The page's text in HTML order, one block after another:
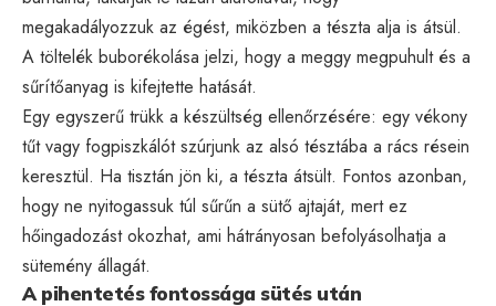
megakadályozzuk az égést, miközben a tészta alja is átsül.
A töltelék buborékolása jelzi, hogy a meggy megpuhult és a
sűrítőanyag is kifejtette hatását.
Egy egyszerű trükk a készültség ellenőrzésére: egy vékony
tűt vagy fogpiszkálót szúrjunk az alsó tésztába a rács résein
keresztül. Ha tisztán jön ki, a tészta átsült. Fontos azonban,
hogy ne nyitogassuk túl sűrűn a sütő ajtaját, mert ez
hőingadozást okozhat, ami hátrányosan befolyásolhatja a
sütemény állagát.
A pihentetés fontossága sütés után